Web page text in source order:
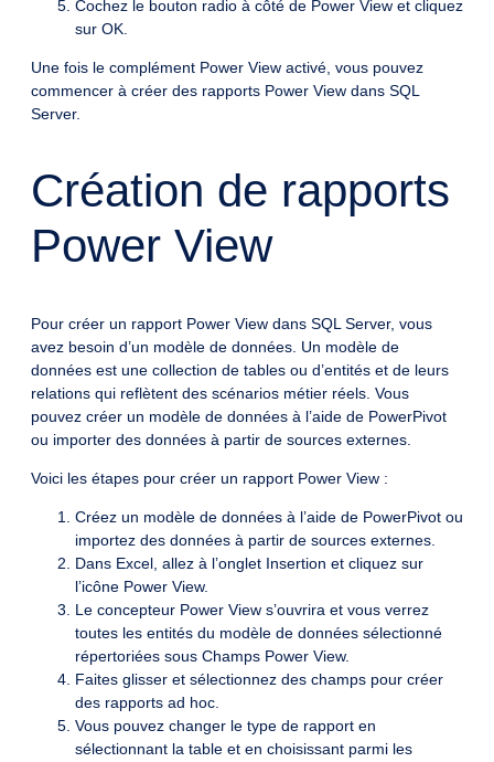
Cochez le bouton radio à côté de Power View et cliquez
sur OK.
Une fois le complément Power View activé, vous pouvez
commencer à créer des rapports Power View dans SQL
Server.
Création de rapports
Power View
Pour créer un rapport Power View dans SQL Server, vous
avez besoin d’un modèle de données. Un modèle de
données est une collection de tables ou d’entités et de leurs
relations qui reflètent des scénarios métier réels. Vous
pouvez créer un modèle de données à l’aide de PowerPivot
ou importer des données à partir de sources externes.
Voici les étapes pour créer un rapport Power View :
Créez un modèle de données à l’aide de PowerPivot ou
importez des données à partir de sources externes.
Dans Excel, allez à l’onglet Insertion et cliquez sur
l’icône Power View.
Le concepteur Power View s’ouvrira et vous verrez
toutes les entités du modèle de données sélectionné
répertoriées sous Champs Power View.
Faites glisser et sélectionnez des champs pour créer
des rapports ad hoc.
Vous pouvez changer le type de rapport en
sélectionnant la table et en choisissant parmi les